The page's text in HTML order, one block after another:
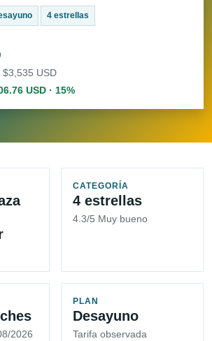
4 estrellas
$3,535 USD
USD · 15%
CATEGORÍA
4 estrellas
4.3/5 Muy bueno
2026
PLAN
Desayuno
Tarifa observada